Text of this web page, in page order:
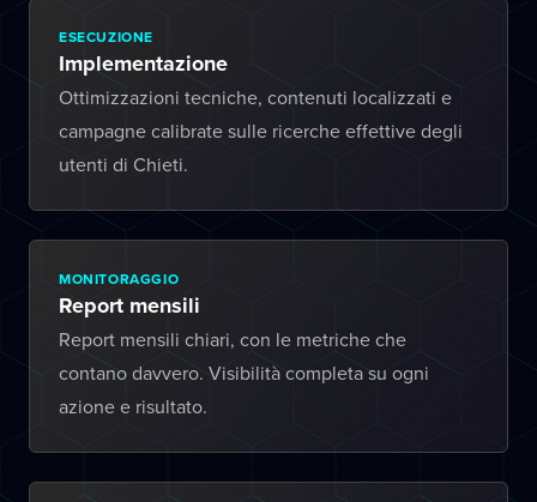
ESECUZIONE
Implementazione
Ottimizzazioni tecniche, contenuti localizzati e
campagne calibrate sulle ricerche effettive degli
utenti di Chieti.
MONITORAGGIO
Report mensili
Report mensili chiari, con le metriche che
contano davvero. Visibilità completa su ogni
azione e risultato.